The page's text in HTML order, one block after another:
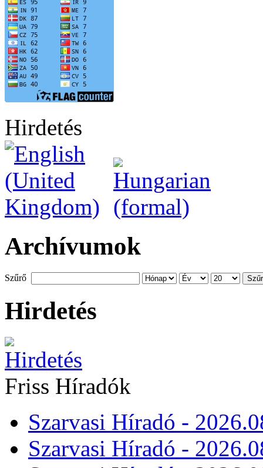
Hirdetés
Archívumok
Szűrő
Hirdetés
Friss Híradók
Szarvasi Híradó -
Szarvasi Híradó -